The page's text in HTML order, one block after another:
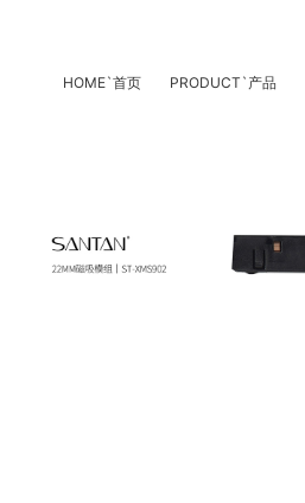
HOME`首页 PRODUCT ` 产品